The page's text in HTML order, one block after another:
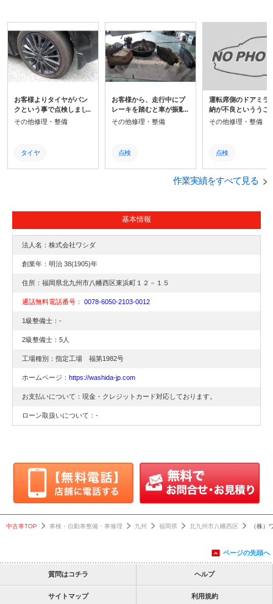
お客様よりタイヤがパン
クという事で点検しまし
たら、 タイヤ側面が切れ
その他修理・整備
タイヤ
整備
修理
お客様から、走行中にブ
レーキを踏むと車が振動
がするという点検依頼が
ットの残量も摩耗してい
ました。作業後、走行テ
ストを行い車検も完了。
その他修理・整備
点検
整備
車検
運転席側のドアミラ
納が不良といううこ
点検しました。ドア
は高額な為、リサイ
パーツで交換・取り
いたしました。
その他修理・整備
点検
作業実績をすべて見る
基本情報
法人名：株式会社ワシダ
創業年：明治 38(1905)年
住所：福岡県北九州市八幡西区東浜町１２－１５
通話無料電話番号： 0078-6050-2103-0012
1級整備士：-
2級整備士：5人
工場種別：指定工場 福第1982号
ホームページ： https://washida-jp.com
お支払いについて：現金・クレジットカード対応しております。
ローン取扱いについて：-
中古車TOP 車検・自動車整備・車修理 九州 福岡県 北九州市八幡西区 （株
ページの先頭へ
質問はコチラ ヘルプ
サイトマップ 利用規約